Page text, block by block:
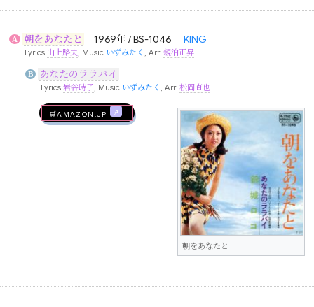
A 朝をあなたと 1969年 / BS-1046 KING
Lyrics 山上路夫, Music いずみたく, Arr.親泊正昇
B あなたのララバイ
Lyrics 岩谷時子, Music いずみたく , Arr. 松岡直也
朝をあなたと
🛒AMAZON.jp